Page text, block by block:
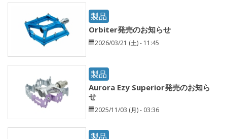
製品
Orbiter発売のお知らせ
2026/03/21 (土) - 11:45
製品
Aurora Ezy Superior発売のお知ら
せ
2025/11/03 (月) - 03:36
製品